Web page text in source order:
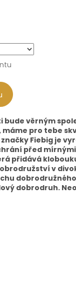
bude věrným
pro tebe
Fiebig je
před
přidává
v
dobrodruh.